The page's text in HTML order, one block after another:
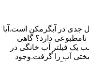
جدی در آبگرمکن است.آیا
دارد؟ گاهی
یک فیلتر آب خانگی در
آب را گرفت.وجود